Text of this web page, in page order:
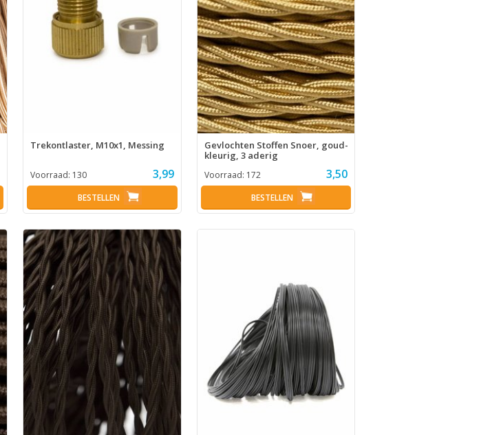
Trekontlaster, M10x1, Messing
Voorraad: 130 3,99
BESTELLEN
Gevlochten Stoffen Snoer, goud-
kleurig, 3 aderig
Voorraad: 172 3,50
BESTELLEN